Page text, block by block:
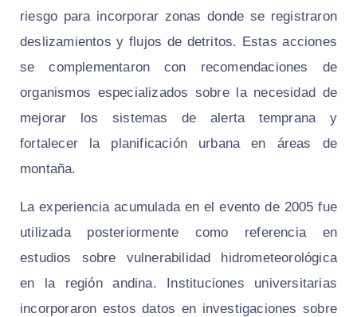
riesgo para incorporar zonas donde se registraron
deslizamientos y flujos de detritos. Estas acciones
se complementaron con recomendaciones de
organismos especializados sobre la necesidad de
mejorar los sistemas de alerta temprana y
fortalecer la planificación urbana en áreas de
montaña.
La experiencia acumulada en el evento de 2005 fue
utilizada posteriormente como referencia en
estudios sobre vulnerabilidad hidrometeorológica
en la región andina. Instituciones universitarias
incorporaron estos datos en investigaciones sobre